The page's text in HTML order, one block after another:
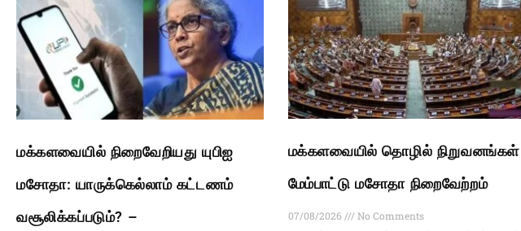
மக்களவையில் நிறைவேறியது யுபிஐ
மசோதா: யாருக்கெல்லாம் கட்டணம்
வசூலிக்கப்படும்? –
மக்களவையில் தொழில் நிறுவனங்கள்
மேம்பாட்டு மசோதா நிறைவேற்றம்
07/08/2026
No Comments